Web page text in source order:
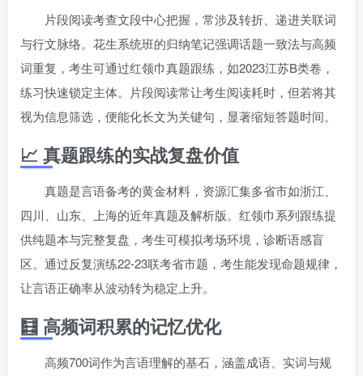
片段阅读考查文段中心把握，常涉及转折、递进关联词
与行文脉络。花生系统班的归纳笔记强调话题一致法与高频
词重复，考生可通过红领巾真题跟练，如2023江苏B类卷，
练习快速锁定主体。片段阅读常让考生阅读耗时，但若将其
视为信息筛选，便能化长文为关键句，显著缩短答题时间。
📈 真题跟练的实战复盘价值
真题是言语备考的黄金材料，资源汇集多省市如浙江、
四川、山东、上海的近年真题及解析版。红领巾系列跟练提
供纯题本与完整复盘，考生可模拟考场环境，诊断语感盲
区。通过反复演练22-23联考省市题，考生能发现命题规律，
让言语正确率从波动转为稳定上升。
🧮 高频词积累的记忆优化
高频700词作为言语理解的基石，涵盖成语、实词与规